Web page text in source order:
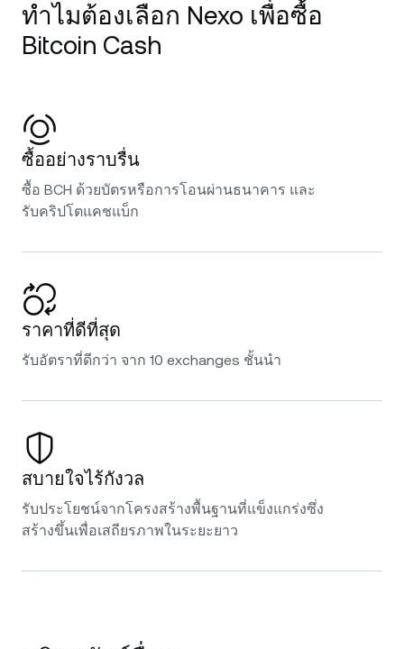
ทำไมต้องเลือก Nexo เพื่อซื้อ
Bitcoin Cash
ซื้ออย่างราบรื่น
ซื้อ BCH ด้วยบัตรหรือการโอนผ่านธนาคาร และ
รับคริปโตแคชแบ็ก
ราคาที่ดีที่สุด
รับอัตราที่ดีกว่า จาก 10 exchanges ชั้นนำ
สบายใจไร้กังวล
รับประโยชน์จากโครงสร้างพื้นฐานที่แข็งแกร่งซึ่ง
สร้างขึ้นเพื่อเสถียรภาพในระยะยาว